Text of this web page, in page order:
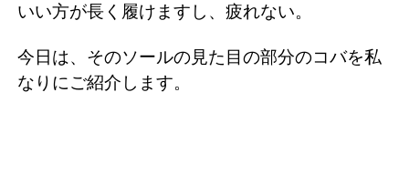
いい方が長く履けますし、疲れない。
今日は、そのソールの見た目の部分のコバを私
なりにご紹介します。